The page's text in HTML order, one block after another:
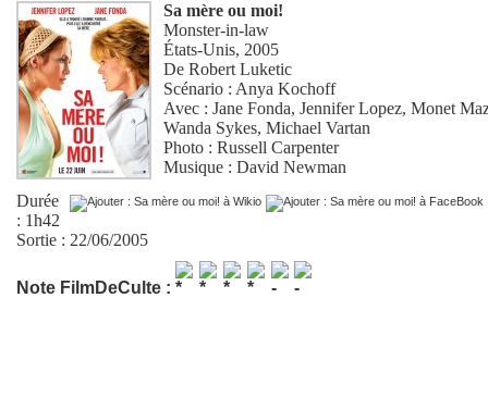
Sa mère ou moi!
Monster-in-law
États-Unis, 2005
DeRobert Luketic
Scénario : Anya Kochoff
Avec :Jane Fonda,Jennifer Lopez,Monet
Wanda Sykes,Michael Vartan
Photo :Russell Carpenter
Musique :David Newman
Durée
: 1h42
Sortie : 22/06/2005
Note FilmDeCulte :